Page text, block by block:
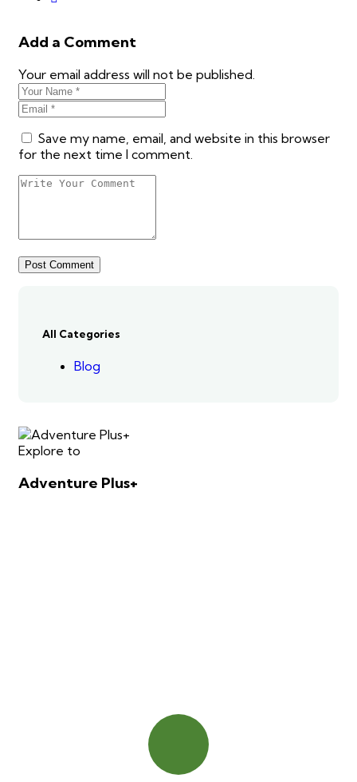
Add a Comment
Your email address will not be published.
Save my name, email, and website in this browser
for the next time I comment.
All Categories
Blog
Explore to
Adventure Plus+